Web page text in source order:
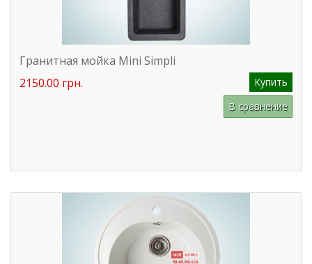
Гранитная мойка Mini Simpli
2150.00 грн.
Купить
В сравнение